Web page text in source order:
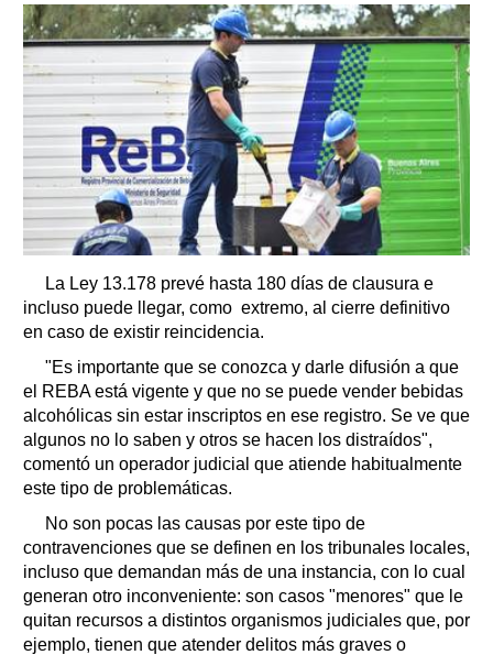
La Ley 13.178 prevé hasta 180 días de clausura e
incluso puede llegar, como extremo, al cierre definitivo
en caso de existir reincidencia.
"Es importante que se conozca y darle difusión a que
el REBA está vigente y que no se puede vender bebidas
alcohólicas sin estar inscriptos en ese registro. Se ve que
algunos no lo saben y otros se hacen los distraídos",
comentó un operador judicial que atiende habitualmente
este tipo de problemáticas.
No son pocas las causas por este tipo de
contravenciones que se definen en los tribunales locales,
incluso que demandan más de una instancia, con lo cual
generan otro inconveniente: son casos "menores" que le
quitan recursos a distintos organismos judiciales que, por
ejemplo, tienen que atender delitos más graves o